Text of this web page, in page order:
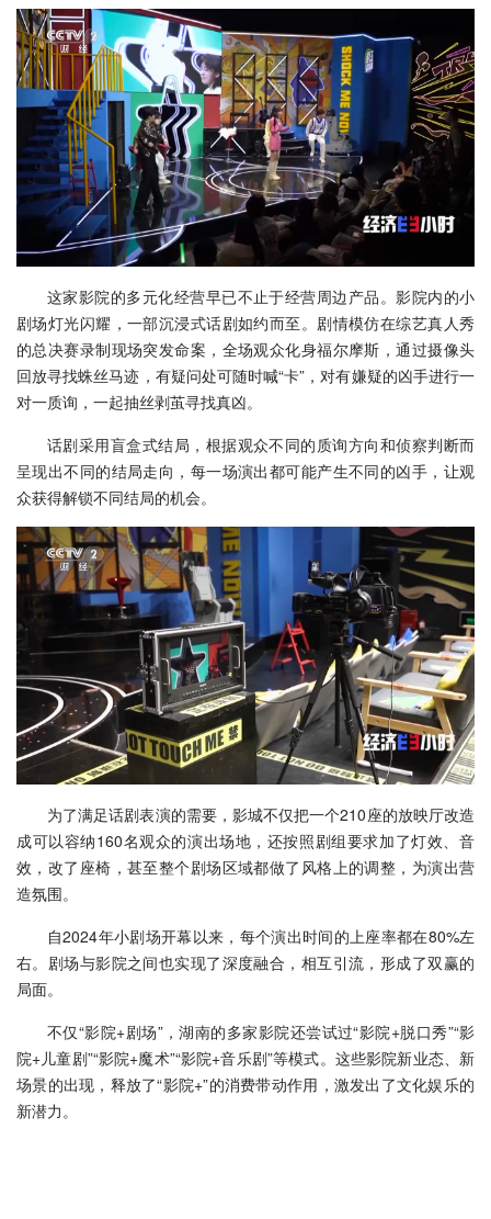
这家影院的多元化经营早已不止于经营周边产品。影院内的小
剧场灯光闪耀，一部沉浸式话剧如约而至。剧情模仿在综艺真人秀
的总决赛录制现场突发命案，全场观众化身福尔摩斯，通过摄像头
回放寻找蛛丝马迹，有疑问处可随时喊“卡”，对有嫌疑的凶手进行一
对一质询，一起抽丝剥茧寻找真凶。
话剧采用盲盒式结局，根据观众不同的质询方向和侦察判断而
呈现出不同的结局走向，每一场演出都可能产生不同的凶手，让观
众获得解锁不同结局的机会。
为了满足话剧表演的需要，影城不仅把一个210座的放映厅改造
成可以容纳160名观众的演出场地，还按照剧组要求加了灯效、音
效，改了座椅，甚至整个剧场区域都做了风格上的调整，为演出营
造氛围。
自2024年小剧场开幕以来，每个演出时间的上座率都在80%左
右。剧场与影院之间也实现了深度融合，相互引流，形成了双赢的
局面。
不仅“影院+剧场”，湖南的多家影院还尝试过“影院+脱口秀”“影
院+儿童剧”“影院+魔术”“影院+音乐剧”等模式。这些影院新业态、新
场景的出现，释放了“影院+”的消费带动作用，激发出了文化娱乐的
新潜力。